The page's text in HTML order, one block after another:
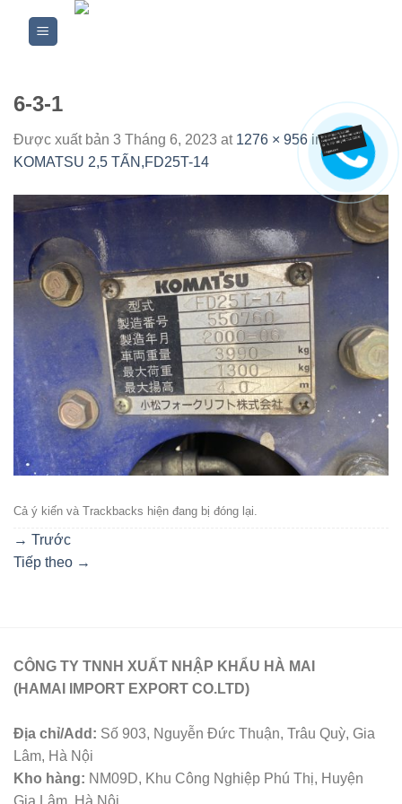
6-3-1
Được xuất bản 3 Tháng 6, 2023 at 1276 × 956inXE
KOMATSU 2,5 TẤN,FD25T-14
Cả ý kiến ​​và Trackbacks hiện đang bị đóng lại.
→ Trước
Tiếp theo →
CÔNG TY TNNH XUẤT NHẬP KHẨU HÀ MAI
(HAMAI IMPORT EXPORT CO.LTD)
Địa chỉ/Add: Số 903, Nguyễn Đức Thuận, Trâu Quỳ, Gia
Lâm, Hà Nội
Kho hàng: NM09D, Khu Công Nghiệp Phú Thị, Huyện